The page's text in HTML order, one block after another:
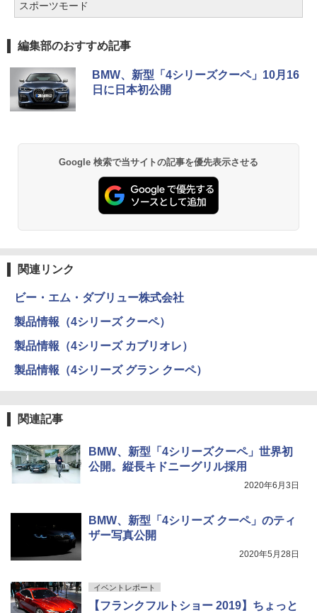
スポーツモード
編集部のおすすめ記事
BMW、新型「4シリーズクーペ」10月16
日に日本初公開
Google 検索で当サイトの記事を優先表示させる
関連リンク
ビー・エム・ダブリュー株式会社
製品情報（4シリーズ クーペ）
製品情報（4シリーズ カブリオレ）
製品情報（4シリーズ グラン クーペ）
関連記事
BMW、新型「4シリーズクーペ」世界初
公開。縦長キドニーグリル採用
2020年6月3日
BMW、新型「4シリーズ クーペ」のティ
ザー写真公開
2020年5月28日
イベントレポート
【フランクフルトショー 2019】ちょっと